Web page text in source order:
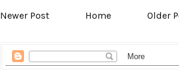
Newer Post Home Older